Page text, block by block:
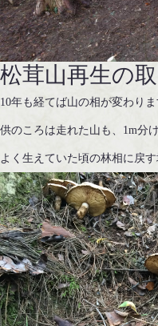
松茸山再生の
10年も経てば山の相が変わり
供のころは走れた山も、1m分
よく生えていた頃の林相に戻す